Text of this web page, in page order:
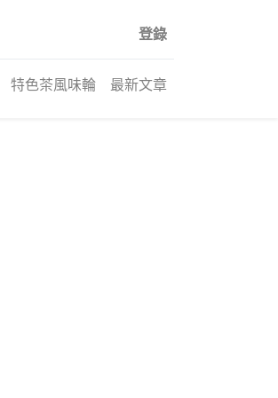
登錄
特色茶風味輪 最新文章